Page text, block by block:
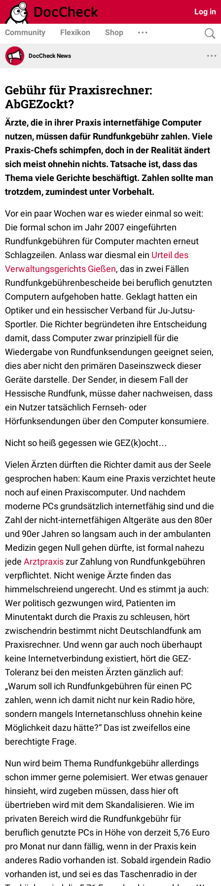
Log in
Community Flexikon Shop
DocCheck News
Gebühr für Praxisrechner:
AbGEZockt?
Ärzte, die in ihrer Praxis internetfähige Computer
nutzen, müssen dafür Rundfunkgebühr zahlen. Viele
Praxis-Chefs schimpfen, doch in der Realität ändert
sich meist ohnehin nichts. Tatsache ist, dass das
Thema viele Gerichte beschäftigt. Zahlen sollte man
trotzdem, zumindest unter Vorbehalt.
Vor ein paar Wochen war es wieder einmal so weit:
Die formal schon im Jahr 2007 eingeführten
Rundfunkgebühren für Computer machten erneut
Schlagzeilen. Anlass war diesmal ein Urteil des
Verwaltungsgerichts Gießen, das in zwei Fällen
Rundfunkgebührenbescheide bei beruflich genutzten
Computern aufgehoben hatte. Geklagt hatten ein
Optiker und ein hessischer Verband für Ju-Jutsu-
Sportler. Die Richter begründeten ihre Entscheidung
damit, dass Computer zwar prinzipiell für die
Wiedergabe von Rundfunksendungen geeignet seien,
dies aber nicht den primären Daseinszweck dieser
Geräte darstelle. Der Sender, in diesem Fall der
Hessische Rundfunk, müsse daher nachweisen, dass
ein Nutzer tatsächlich Fernseh- oder
Hörfunksendungen über den Computer konsumiere.
Nicht so heiß gegessen wie GEZ(k)ocht…
Vielen Ärzten dürften die Richter damit aus der Seele
gesprochen haben: Kaum eine Praxis verzichtet heute
noch auf einen Praxiscomputer. Und nachdem
moderne PCs grundsätzlich internetfähig sind und die
Zahl der nicht-internetfähigen Altgeräte aus den 80er
und 90er Jahren so langsam auch in der ambulanten
Medizin gegen Null gehen dürfte, ist formal nahezu
jede Arztpraxiszur Zahlung von Rundfunkgebühren
verpflichtet. Nicht wenige Ärzte finden das
himmelschreiend ungerecht. Und es stimmt ja auch:
Wer politisch gezwungen wird, Patienten im
Minutentakt durch die Praxis zu schleusen, hört
zwischendrin bestimmt nicht Deutschlandfunk am
Praxisrechner. Und wenn gar auch noch überhaupt
keine Internetverbindung existiert, hört die GEZ-
Toleranz bei den meisten Ärzten gänzlich auf:
„Warum soll ich Rundfunkgebühren für einen PC
zahlen, wenn ich damit nicht nur kein Radio höre,
sondern mangels Internetanschluss ohnehin keine
Möglichkeit dazu hätte?“ Das ist zweifellos eine
berechtigte Frage.
Nun wird beim Thema Rundfunkgebühr allerdings
schon immer gerne polemisiert. Wer etwas genauer
hinsieht, wird zugeben müssen, dass hier oft
übertrieben wird mit dem Skandalisieren. Wie im
privaten Bereich wird die Rundfunkgebühr für
beruflich genutzte PCs in Höhe von derzeit 5,76 Euro
pro Monat nur dann fällig, wenn in der Praxis kein
anderes Radio vorhanden ist. Sobald irgendein Radio
vorhanden ist, und sei es das Taschenradio in der